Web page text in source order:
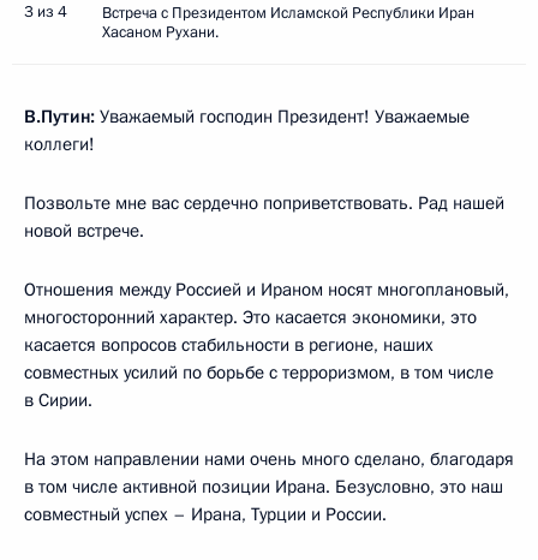
3 из 4
Встреча с Президентом Исламской Республики Иран
Хасаном Рухани.
В.Путин: Уважаемый господин Президент! Уважаемые
коллеги!
Позвольте мне вас сердечно поприветствовать. Рад нашей
новой встрече.
Отношения между Россией и Ираном носят многоплановый,
многосторонний характер. Это касается экономики, это
касается вопросов стабильности в регионе, наших
совместных усилий по борьбе с терроризмом, в том числе
в Сирии.
На этом направлении нами очень много сделано, благодаря
в том числе активной позиции Ирана. Безусловно, это наш
совместный успех – Ирана, Турции и России.